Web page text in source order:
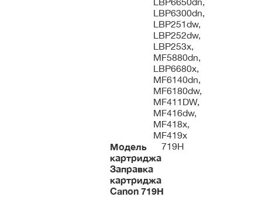
LBP6300dn,
LBP251dw,
LBP252dw,
LBP253x,
MF5880dn,
LBP6680x,
MF6140dn,
MF6180dw,
MF411DW,
MF416dw,
MF418x,
MF419x
Модель
картриджа
719H
Заправка
картриджа
Canon 719H